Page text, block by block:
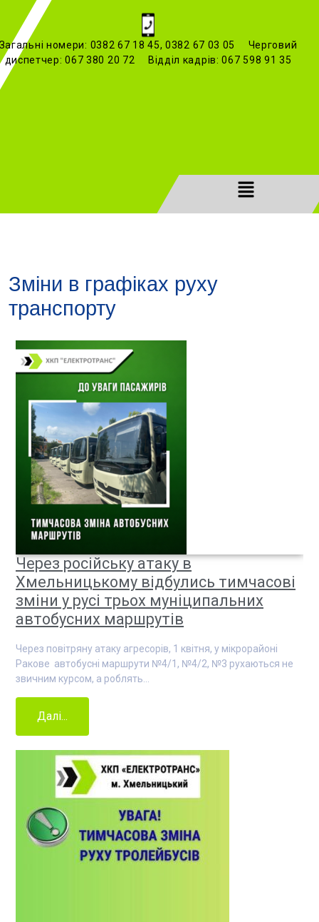
номери: 0382 67 18 45, 0382 67 03 05 Черговий
диспетчер: 067 380 20 72 Відділ кадрів: 067 598 91 35
Зміни в графіках руху
транспорту
Через російську атаку в
Хмельницькому відбулись тимчасові
зміни у русі трьох муніципальних
автобусних маршрутів
Через повітряну атаку агресорів, 1 квітня, у мікрорайоні
Ракове автобусні маршрути №4/1, №4/2, №3 рухаються не
звичним курсом, а роблять…
Далі...